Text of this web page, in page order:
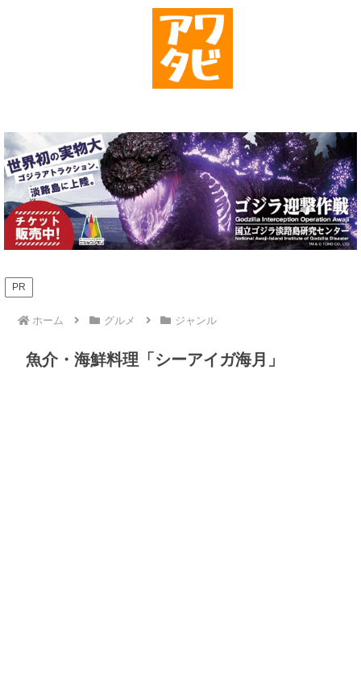
PR
ホーム グルメ ジャンル
魚介・海鮮料理「シーアイガ海月」